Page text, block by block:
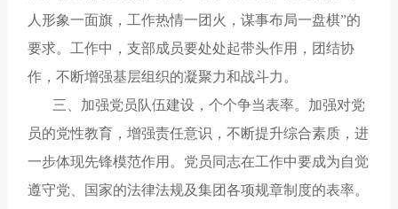
人形象一面旗，工作热情一团火，谋事布局一盘棋”的
要求。工作中，支部成员要处处起带头作用，团结协
作，不断增强基层组织的凝聚力和战斗力。
三、加强党员队伍建设，个个争当表率。加强对党
员的党性教育，增强责任意识，不断提升综合素质，进
一步体现先锋模范作用。党员同志在工作中要成为自觉
遵守党、国家的法律法规及集团各项规章制度的表率。